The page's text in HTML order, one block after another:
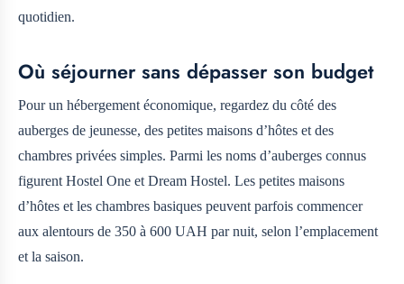
quotidien.
Où séjourner sans dépasser son budget
Pour un hébergement économique, regardez du côté des
auberges de jeunesse, des petites maisons d’hôtes et des
chambres privées simples. Parmi les noms d’auberges connus
figurent Hostel One et Dream Hostel. Les petites maisons
d’hôtes et les chambres basiques peuvent parfois commencer
aux alentours de 350 à 600 UAH par nuit, selon l’emplacement
et la saison.